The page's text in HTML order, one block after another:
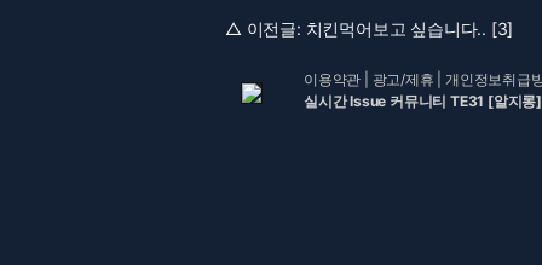
△ 이전글: 치킨먹어보고 싶습니다.. [3]
이용약관 광고/제휴 |개인정보취급
실시간 Issue 커뮤니티 TE31 [알지